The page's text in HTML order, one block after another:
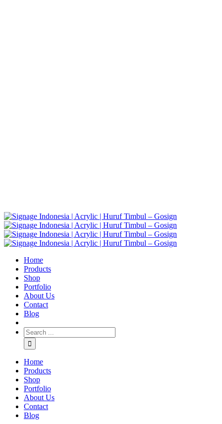
Home
Products
Shop
Portfolio
About Us
Contact
Blog
Home
Products
Shop
Portfolio
About Us
Contact
Blog